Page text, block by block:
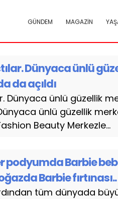
GÜNDEM MAGAZİN
Dünyaca ünlü
da açıldı
Dünyaca ünlü güzellik
ünlü güzellik
Beauty Merkezle...
podyumda Barbie
Barbie fırtınası..
tüm dünyada